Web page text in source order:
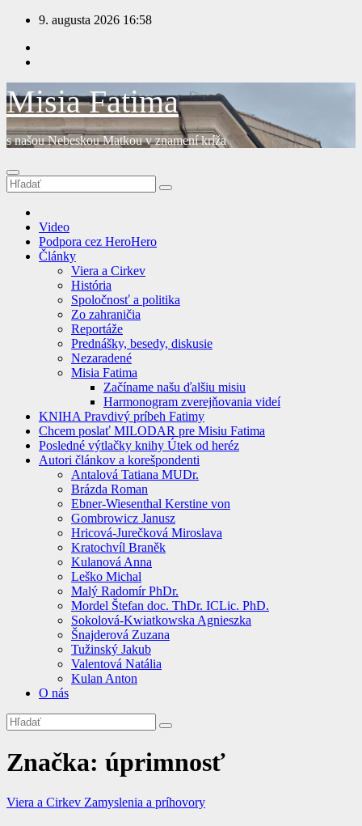
Prejsť
obsah
9. augusta 2026 16:58
Misia Fatima
s našou Nebeskou Matkou v znamení kríža
Video
Podpora cez HeroHero
Články
Viera a Cirkev
História
Spoločnosť a politika
Zo zahraničia
Reportáže
Prednášky, besedy, diskusie
Nezaradené
Misia Fatima
Začíname našu ďalšiu misiu
Harmonogram zverejňovania videí
KNIHA Pravdivý príbeh Fatimy
Chcem poslať MILODAR pre Misiu Fatima
Posledné výtlačky knihy Útek od heréz
Autori článkov a korešpondenti
Antalová Tatiana MUDr.
Brázda Roman
Ebner-Wiesenthal Kerstine von
Gombrowicz Janusz
Hricová-Jurečková Miroslava
Kratochvíl Braněk
Kulanová Anna
Leško Michal
Malý Radomír PhDr.
Mordel Štefan doc. ThDr. ICLic. PhD.
Sokolová-Kwiatkowska Agnieszka
Šnajderová Zuzana
Tužinský Jakub
Valentová Natália
Kulan Anton
O nás
Značka: úprimnosť
Viera a Cirkev Zamyslenia a príhovory